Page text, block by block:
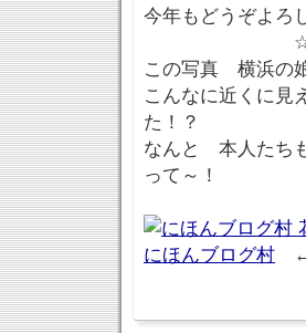
今年もどうぞよろ
この写真 横浜の
こんなに近くに
た！？
なんと 本人たち
って～！
にほんブログ村 ←